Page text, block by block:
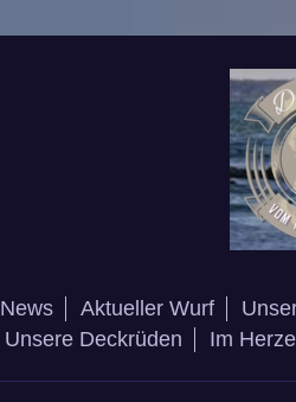
News Aktueller Wurf
Unsere Deckrüden
Im